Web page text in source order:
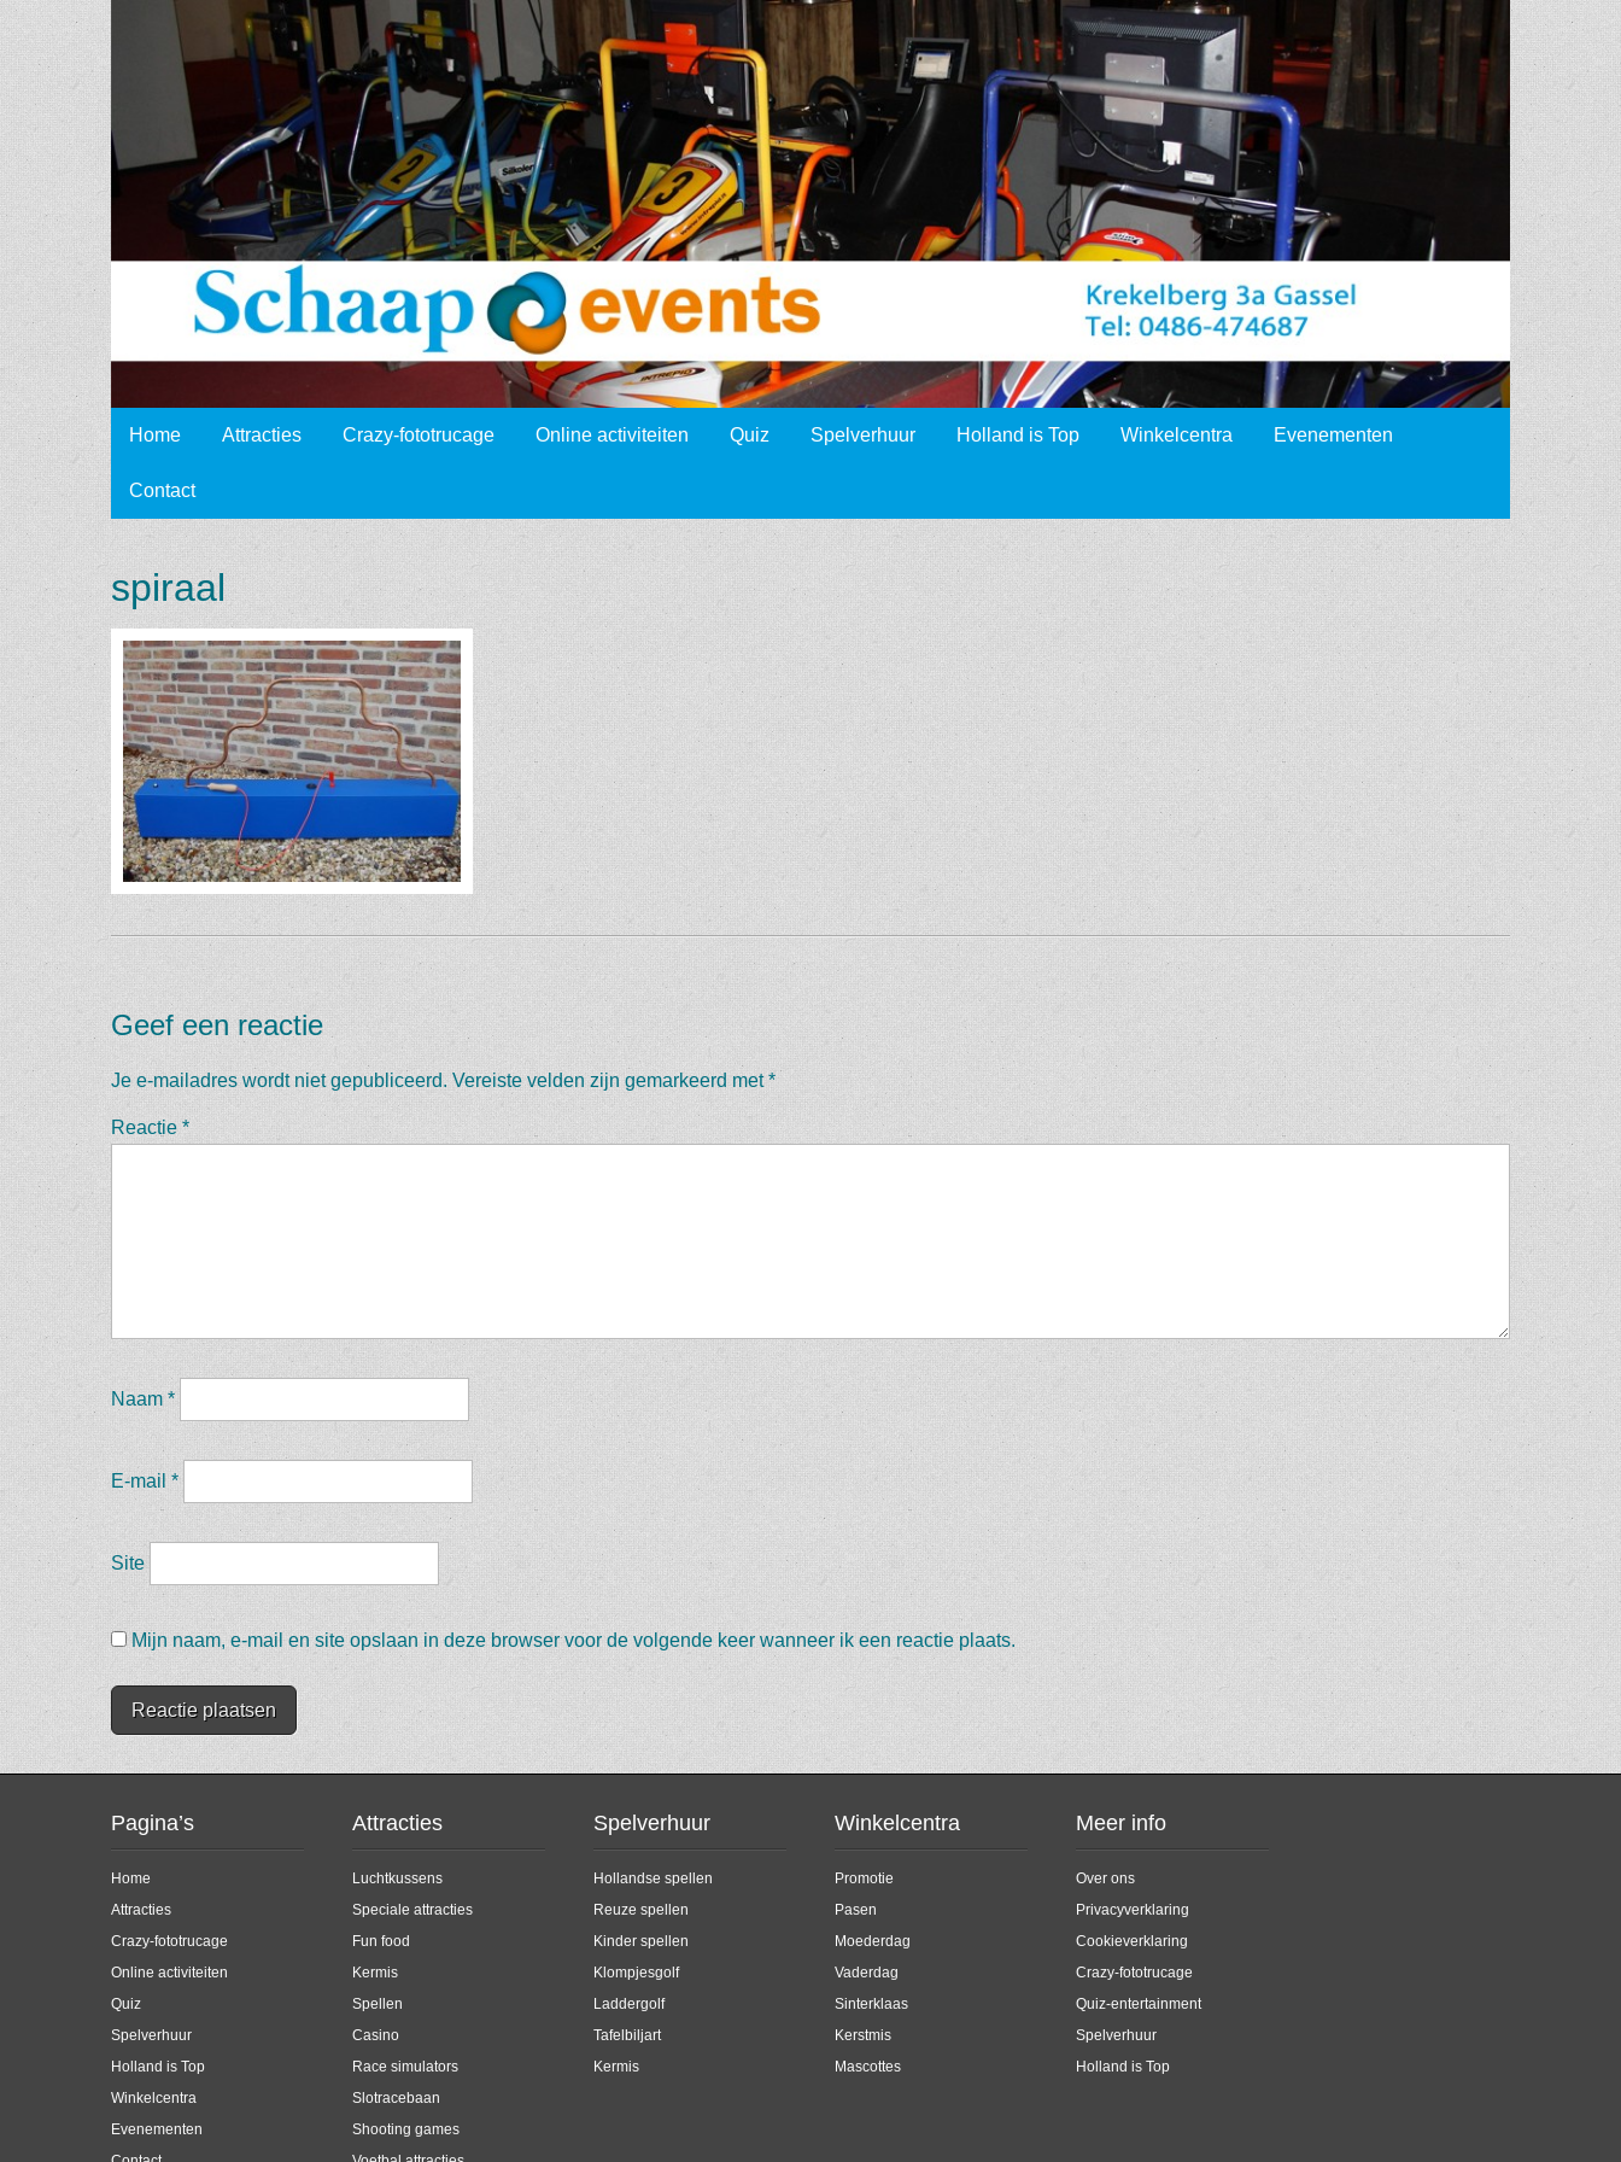
Schaap
Events
Main menu
Skip to content
Home Attracties Crazy-fototrucage Online activiteiten Quiz Spelverhuur Holland is Top Winkelcentra Evenementen
Contact
spiraal
Geef een reactie
Je e-mailadres wordt niet gepubliceerd. Vereiste velden zijn gemarkeerd met*
Reactie *
Naam *
E-mail *
Site
Mijn naam, e-mail en site opslaan in deze browser voor de volgende keer wanneer ik een reactie plaats.
Pagina’s
Home
Attracties
Crazy-fototrucage
Online activiteiten
Quiz
Spelverhuur
Holland is Top
Winkelcentra
Evenementen
Attracties
Luchtkussens
Speciale attracties
Fun food
Kermis
Spellen
Casino
Race simulators
Slotracebaan
Shooting games
Spelverhuur
Hollandse spellen
Reuze spellen
Kinder spellen
Klompjesgolf
Laddergolf
Tafelbiljart
Kermis
Winkelcentra
Promotie
Pasen
Moederdag
Vaderdag
Sinterklaas
Kerstmis
Mascottes
Meer info
Over ons
Privacyverklaring
Cookieverklaring
Crazy-fototrucage
Quiz-entertainment
Spelverhuur
Holland is Top